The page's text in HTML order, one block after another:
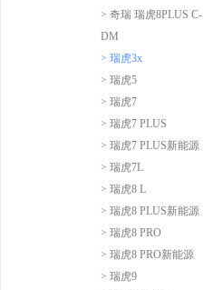
> 奇瑞 瑞虎8PLUS C-
DM
> 瑞虎3x
> 瑞虎5
> 瑞虎7
> 瑞虎7 PLUS
> 瑞虎7 PLUS新能源
> 瑞虎7L
> 瑞虎8 L
> 瑞虎8 PLUS新能源
> 瑞虎8 PRO
> 瑞虎8 PRO新能源
> 瑞虎9